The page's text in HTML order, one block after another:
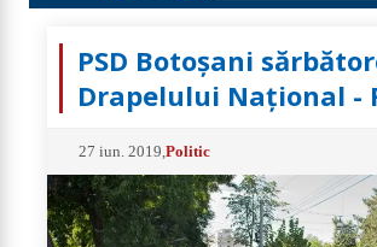
PSD Botoșani
Drapelului Național -
27 iun. 2019 ,Politic